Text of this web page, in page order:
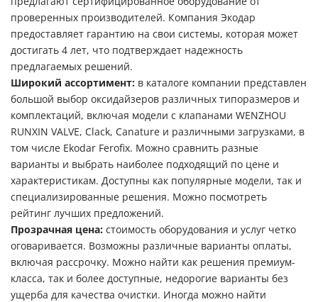
проверенных производителей. Компания Экодар
предоставляет гарантию на свои системы, которая может
достигать 4 лет, что подтверждает надежность
предлагаемых решений.
Широкий ассортимент: в каталоге компании представлен
большой выбор оксидайзеров различных типоразмеров и
комплектаций, включая модели с клапанами WENZHOU
RUNXIN VALVE, Clack, Canature и различными загрузками, в
том числе Ekodar Ferofix. Можно сравнить разные
варианты и выбрать наиболее подходящий по цене и
характеристикам. Доступны как популярные модели, так и
специализированные решения. Можно посмотреть
рейтинг лучших предложений.
Прозрачная цена: стоимость оборудования и услуг четко
оговаривается. Возможны различные варианты оплаты,
включая рассрочку. Можно найти как решения премиум-
класса, так и более доступные, недорогие варианты без
ущерба для качества очистки. Иногда можно найти